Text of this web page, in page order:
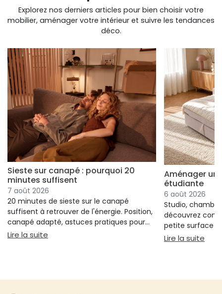
Explorez nos derniers articles pour bien choisir votre
mobilier, aménager votre intérieur et suivre les tendances
déco.
Sieste sur canapé : pourquoi 20
minutes suffisent
7 août 2026
20 minutes de sieste sur le canapé
suffisent à retrouver de l'énergie. Position,
canapé adapté, astuces pratiques pour
bien s'installer.
Lire la suite : Sieste sur canapé : pourquoi 20 minutes
Aménager un
étudiante
6 août 2026
Studio,
découvrez
petite surface à
confort ni
Lire la suite